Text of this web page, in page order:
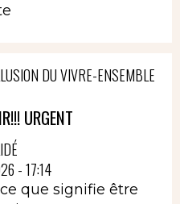
DU VIVRE-ENSEMBLE
URGENT
- 17:14
que signifie être